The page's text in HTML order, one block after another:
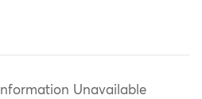
Information Unavailable